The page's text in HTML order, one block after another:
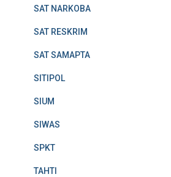
SAT NARKOBA
SAT RESKRIM
SAT SAMAPTA
SITIPOL
SIUM
SIWAS
SPKT
TAHTI